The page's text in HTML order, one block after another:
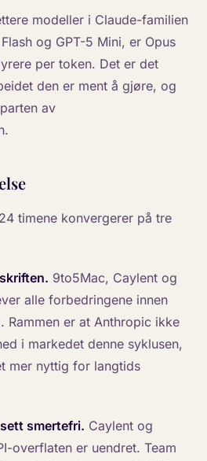
modeller i Claude-familien
og GPT-5 Mini, er Opus
per token. Det er det
den er ment å gjøre, og
av
timene konvergerer på tre
9to5Mac, Caylent og
alle forbedringene innen
Rammen er at Anthropic ikke
i markedet denne syklusen,
mer nyttig for langtids
smertefri. Caylent og
overflaten er uendret. Team